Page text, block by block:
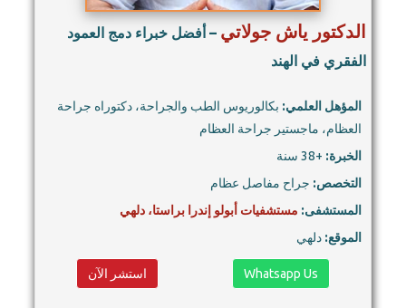
الدكتور ياش جولاتي – أفضل خبراء دمج العمود
الفقري في الهند
المؤهل العلمي: بكالوريوس الطب والجراحة، دكتوراه جراحة
العظام، ماجستير جراحة العظام
الخبرة: +38 سنة
التخصص: جراح مفاصل عظام
المستشفى: مستشفيات أبولو إندرا براستا، دلهي
الموقع: دلهي
استشر الآن Whatsapp Us